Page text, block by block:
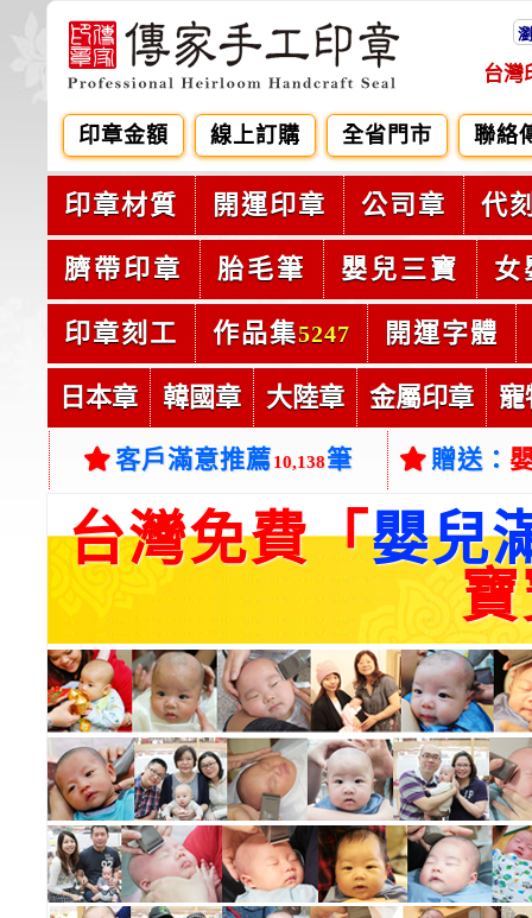
台灣
印章金額 線上訂購 全省門市 聯絡
印章材質 開運印章 公司章 代
臍帶印章 胎毛筆 嬰兒三寶 女
印章刻工 作品集5247 開運字體
日本章 韓國章 大陸章 金屬印章 寵
客戶滿意推薦10,138筆 贈送：
台灣免費「嬰兒